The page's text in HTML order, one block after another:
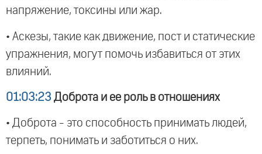
напряжение, токсины или жар.
• Аскезы, такие как движение, пост и статические
упражнения, могут помочь избавиться от этих
влияний.
01:03:23 Доброта и ее роль в отношениях
• Доброта - это способность принимать людей,
терпеть, понимать и заботиться о них.